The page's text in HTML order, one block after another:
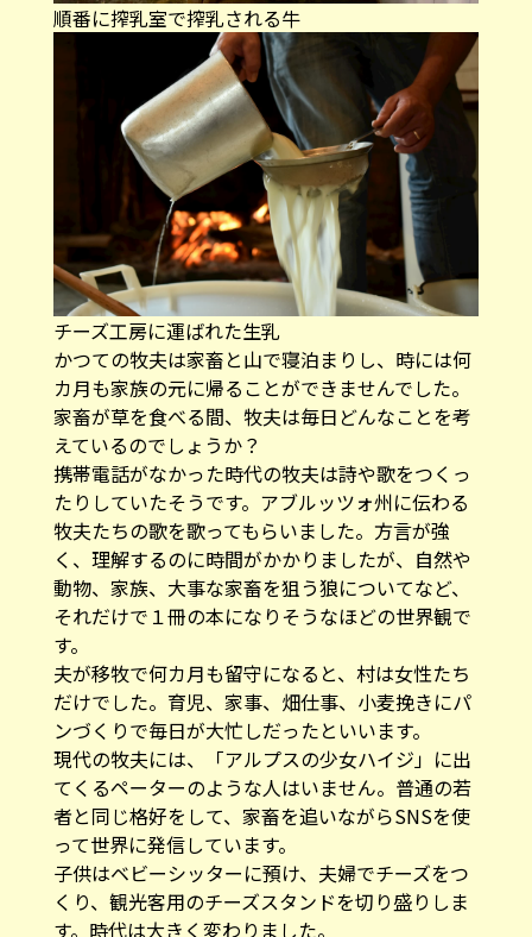
順番に搾乳室で搾乳される牛
チーズ工房に運ばれた生乳
かつての牧夫は家畜と山で寝泊まりし、時には何
カ月も家族の元に帰ることができませんでした。
家畜が草を食べる間、牧夫は毎日どんなことを考
えているのでしょうか？
携帯電話がなかった時代の牧夫は詩や歌をつくっ
たりしていたそうです。アブルッツォ州に伝わる
牧夫たちの歌を歌ってもらいました。方言が強
く、理解するのに時間がかかりましたが、自然や
動物、家族、大事な家畜を狙う狼についてなど、
それだけで１冊の本になりそうなほどの世界観で
す。
夫が移牧で何カ月も留守になると、村は女性たち
だけでした。育児、家事、畑仕事、小麦挽きにパ
ンづくりで毎日が大忙しだったといいます。
現代の牧夫には、「アルプスの少女ハイジ」に出
てくるペーターのような人はいません。普通の若
者と同じ格好をして、家畜を追いながらSNSを使
って世界に発信しています。
子供はベビーシッターに預け、夫婦でチーズをつ
くり、観光客用のチーズスタンドを切り盛りしま
す。時代は大きく変わりました。